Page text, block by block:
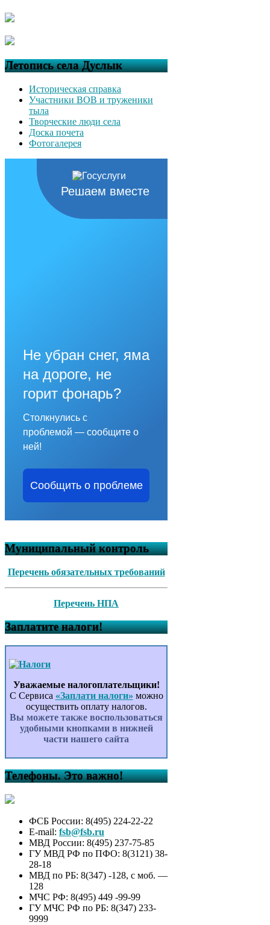
Летопись села Дуслык
Историческая справка
Участники ВОВ и труженики
тыла
Творческие люди села
Доска почета
Фотогалерея
Решаем вместе
Не убран снег, яма
на дороге, не
горит фонарь?
Столкнулись с
проблемой — сообщите о
ней!
Сообщить о проблеме
Муниципальный контроль
Перечень обязательных требований
Перечень НПА
Заплатите налоги!
Уважаемые налогоплательщики!
С Сервиса «Заплати налоги» можно
осуществить оплату налогов.
Вы можете также воспользоваться
удобными кнопками в нижней
части нашего сайта
Телефоны. Это важно!
ФСБ России: 8(495) 224-22-22
E-mail: fsb@fsb.ru
МВД России: 8(495) 237-75-85
ГУ МВД РФ по ПФО: 8(3121) 38-
28-18
МВД по РБ: 8(347) -128, с моб. —
128
МЧС РФ: 8(495) 449 -99-99
ГУ МЧС РФ по РБ: 8(347) 233-
9999